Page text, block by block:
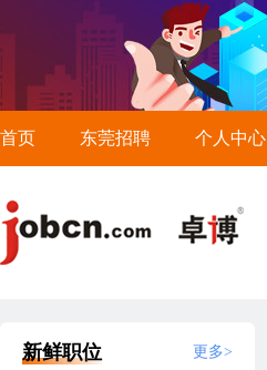
首页 东莞招聘 个人中心
新鲜职位 更多>